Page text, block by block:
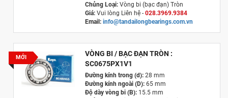
Chủng Loại: Vòng bi (bạc đạn) Tròn
Giá:Vui lòng Liên hệ - 028.3969.9384
Email: info@tandailongbearings.com.vn
MỚI
VÒNG BI / BẠC ĐẠN TRÒN :
SC0675PX1V1
Đường kính trong (d):28 mm
Đường kính ngoài (D):65 mm
Độ dày vòng bi (B):15.5 mm